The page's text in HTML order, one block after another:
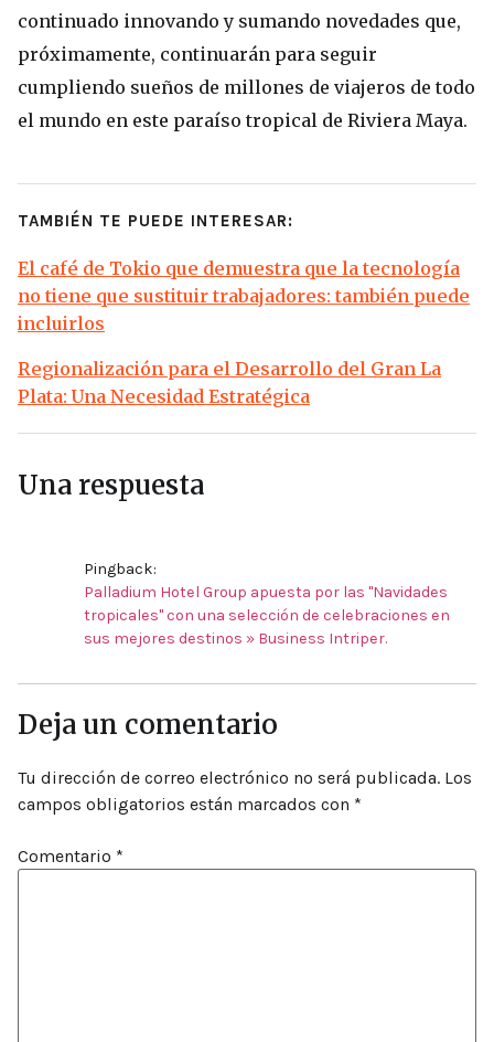
continuado innovando y sumando novedades que,
próximamente, continuarán para seguir
cumpliendo sueños de millones de viajeros de todo
el mundo en este paraíso tropical de Riviera Maya.
TAMBIÉN TE PUEDE INTERESAR:
El café de Tokio que demuestra que la tecnología
no tiene que sustituir trabajadores: también puede
incluirlos
Regionalización para el Desarrollo del Gran La
Plata: Una Necesidad Estratégica
Una respuesta
Pingback:
Palladium Hotel Group apuesta por las "Navidades
tropicales" con una selección de celebraciones en
sus mejores destinos » Business Intriper.
Deja un comentario
Tu dirección de correo electrónico no será publicada. Los
campos obligatorios están marcados con *
Comentario *